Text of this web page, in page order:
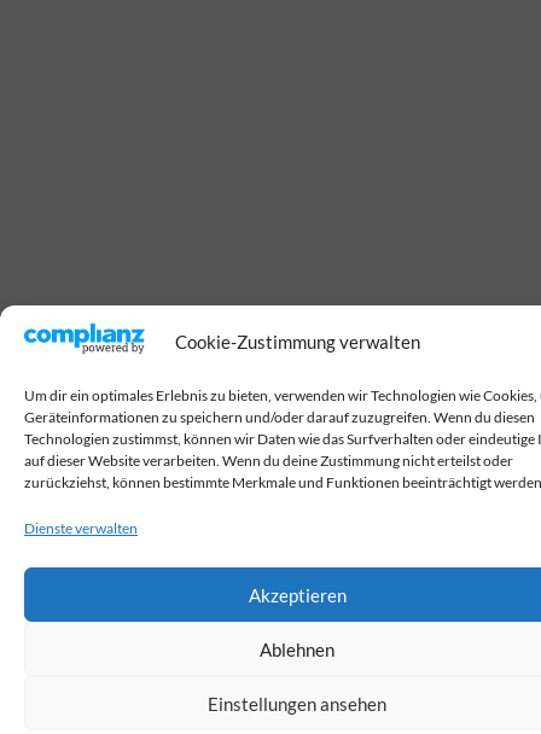
Cookie-Zustimmung verwalten
Um dir ein optimales Erlebnis zu bieten, verwenden wir Technologien wie Cookies,
Geräteinformationen zu speichern und/oder darauf zuzugreifen. Wenn du diesen
Technologien zustimmst, können wir Daten wie das Surfverhalten oder eindeutige
auf dieser Website verarbeiten. Wenn du deine Zustimmung nicht erteilst oder
zurückziehst, können bestimmte Merkmale und Funktionen beeinträchtigt
Dienste verwalten
Akzeptieren
Ablehnen
Einstellungen ansehen